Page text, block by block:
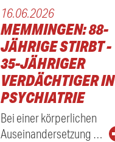
16.06.2026
MEMMINGEN: 88-
JÄHRIGE STIRBT -
35-JÄHRIGER
VERDÄCHTIGER IN
PSYCHIATRIE
Bei einer körperlichen
Auseinandersetzung …